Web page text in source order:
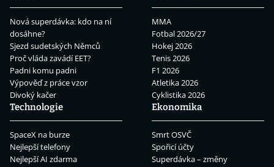
Nová superdávka: kdo na ní
dosáhne?
Sjezd sudetských Němců
Proč vláda zavádí EET?
Padni komu padni
Výpověď z práce vzor
Divoký kačer
MMA
Fotbal 2026/27
Hokej 2026
Tenis 2026
F1 2026
Atletika 2026
Cyklistika 2026
Technologie
SpaceX na burze
Nejlepší telefony
Nejlepší AI zdarma
Ekonomika
Smrt OSVČ
Spořicí účty
Superdávka – změny